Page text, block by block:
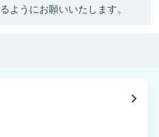
ようにお願いいたします。
navigate_next